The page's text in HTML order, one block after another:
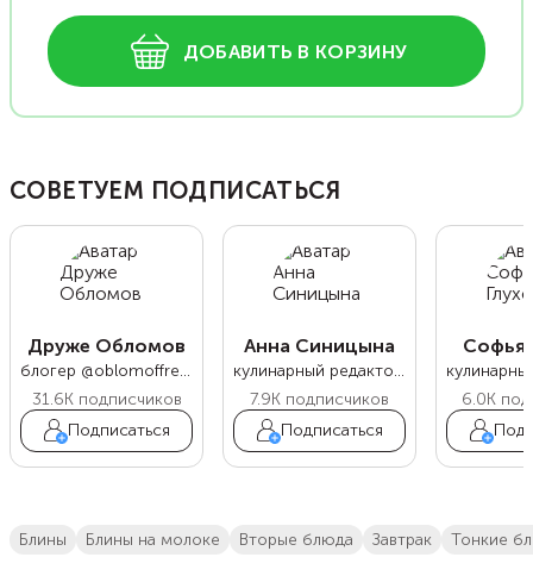
ДОБАВИТЬ В КОРЗИНУ
СОВЕТУЕМ ПОДПИСАТЬСЯ
Друже Обломов
блогер @oblomoffrecipe
31.6Kподписчиков
Подписаться
Анна Синицына
кулинарный редактор Food.ru
7.9K подписчиков
Подписаться
Софья
6.0K
блины блины на молоке вторые блюда завтрак тонкие